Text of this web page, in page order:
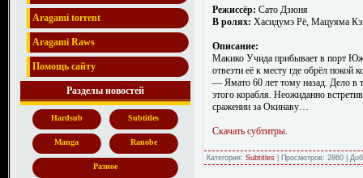
Aragami torrent
Aragami Raws
Помощь сайту
Разделы новостей
Hardsub Subtitles
Manga Ranobe
Разное
Режиссёр: Сато Дзюня
В ролях: Хасидумэ Рё, Мацуяма
Описание:
Макико Учида прибывает в порт
отвезти её к месту где обрёл
— Ямато 60 лет тому назад. Дело в
этого корабля. Неожиданно
сражении за Окинаву…
Скачать субтитры
Категория: Subtitles | Просмотров: 2860 |